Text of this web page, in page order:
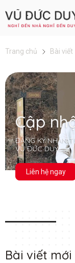
Trang chủ Bài viết
Cập
ĐĂNG KÝ NHẬN
VŨ ĐỨC DUY
Liên hệ ngay
Bài viết